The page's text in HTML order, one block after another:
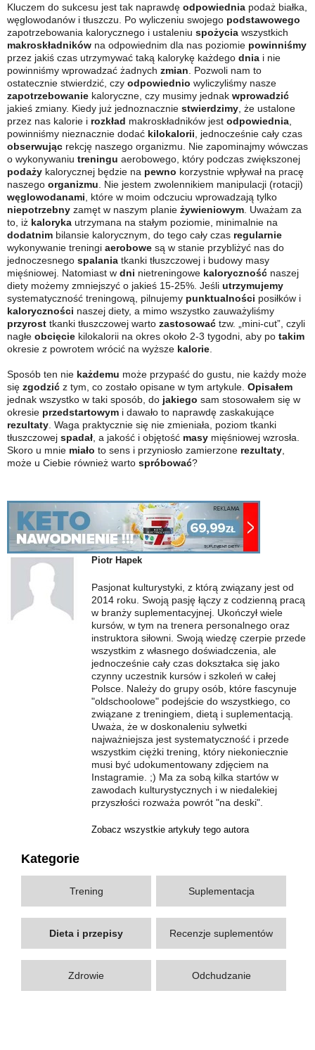
Kategorie
Trening Suplementacja
Dieta i przepisy Recenzje suplementów
Zdrowie Odchudzanie
Kluczem do sukcesu jest tak naprawdę odpowiednia podaż białka,
węglowodanów i tłuszczu. Po wyliczeniu swojego podstawowego
zapotrzebowania kalorycznego i ustaleniu spożycia wszystkich
makroskładników na odpowiednim dla nas poziomie powinniśmy
przez jakiś czas utrzymywać taką kalorykę każdego dnia i nie
powinniśmy wprowadzać żadnych zmian . Pozwoli nam to
ostatecznie stwierdzić, czy odpowiednio wyliczyliśmy nasze
zapotrzebowanie kaloryczne, czy musimy jednak wprowadzić
jakieś zmiany. Kiedy już jednoznacznie stwierdzimy , że ustalone
przez nas kalorie i rozkład makroskładników jest odpowiednia
powinniśmy nieznacznie dodać kilokalorii , jednocześnie cały czas
obserwując rekcję naszego organizmu. Nie zapominajmy wówczas
o wykonywaniu treningu aerobowego, który podczas zwiększonej
podaży kalorycznej będzie na pewno korzystnie wpływał na pracę
naszego organizmu . Nie jestem zwolennikiem manipulacji (rotacji)
węglowodanami , które w moim odczuciu wprowadzają tylko
niepotrzebny zamęt w naszym planie żywieniowym . Uważam za
to, iż kaloryka utrzymana na stałym poziomie, minimalnie na
dodatnim bilansie kalorycznym, do tego cały czas regularnie
wykonywanie treningi aerobowe są w stanie przybliżyć nas do
jednoczesnego spalania tkanki tłuszczowej i budowy masy
mięśniowej. Natomiast w dni nietreningowe kaloryczność naszej
diety możemy zmniejszyć o jakieś 15-25%. Jeśli utrzymujemy
systematyczność treningową, pilnujemy punktualności posiłków i
kaloryczności naszej diety, a mimo wszystko zauważyliśmy
przyrost tkanki tłuszczowej warto zastosować tzw. „mini-cut”, czyli
nagłe obcięcie kilokalorii na okres około 2-3 tygodni, aby po takim
okresie z powrotem wrócić na wyższe kalorie
Sposób ten nie każdemu może przypaść do gustu, nie każdy może
się zgodzić z tym, co zostało opisane w tym artykule. Opisałem
jednak wszystko w taki sposób, do jakiego sam stosowałem się w
okresie przedstartowym i dawało to naprawdę zaskakujące
rezultaty . Waga praktycznie się nie zmieniała, poziom tkanki
tłuszczowej spadał , a jakość i objętość masy mięśniowej wzrosła.
Skoro u mnie miało to sens i przyniosło zamierzone rezultaty
może u Ciebie również warto spróbować?
Piotr Hapek
Pasjonat kulturystyki, z którą związany jest od
2014 roku. Swoją pasję łączy z codzienną pracą
w branży suplementacyjnej. Ukończył wiele
kursów, w tym na trenera personalnego oraz
instruktora siłowni. Swoją wiedzę czerpie przede
wszystkim z własnego doświadczenia, ale
jednocześnie cały czas dokształca się jako
czynny uczestnik kursów i szkoleń w całej
Polsce. Należy do grupy osób, które fascynuje
"oldschoolowe" podejście do wszystkiego, co
związane z treningiem, dietą i suplementacją.
Uważa, że w doskonaleniu sylwetki
najważniejsza jest systematyczność i przede
wszystkim ciężki trening, który niekoniecznie
musi być udokumentowany zdjęciem na
Instagramie. ;) Ma za sobą kilka startów w
zawodach kulturystycznych i w niedalekiej
przyszłości rozważa powrót "na deski".
Zobacz wszystkie artykuły tego autora